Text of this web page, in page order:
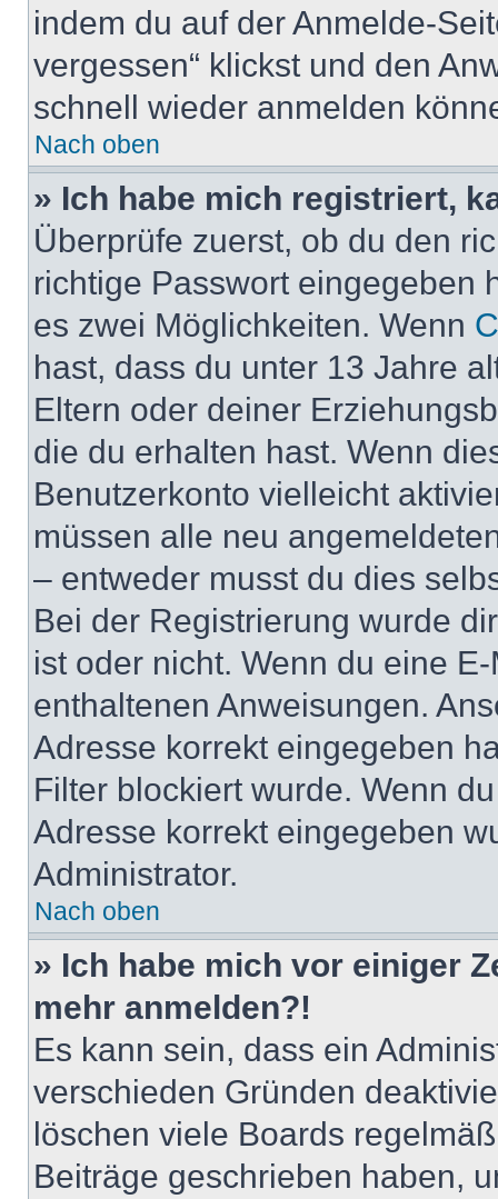
indem du auf der Anmelde-
vergessen“ klickst und den
schnell wieder anmelden
Nach oben
» Ich habe mich registriert,
Überprüfe zuerst, ob du den
richtige Passwort eingegeben
es zwei Möglichkeiten. Wenn
hast, dass du unter 13 Jahre
Eltern oder deiner
die du erhalten hast. Wenn
Benutzerkonto vielleicht
müssen alle neu
– entweder musst du dies
Bei der Registrierung wurde
ist oder nicht. Wenn du eine
enthaltenen Anweisungen.
Adresse korrekt eingegeben
Filter blockiert wurde. Wenn
Adresse korrekt eingegeben
Administrator.
Nach oben
» Ich habe mich vor einiger
mehr anmelden?!
Es kann sein, dass ein
verschieden Gründen
löschen viele Boards
Beiträge geschrieben haben,